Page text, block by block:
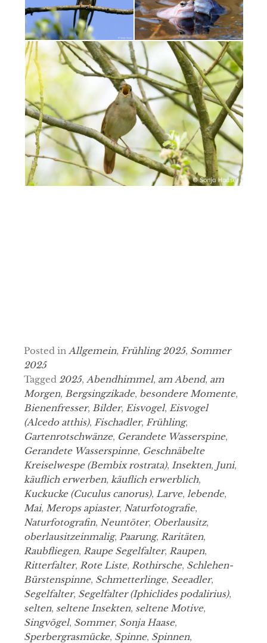
Posted in Allgemein, Frühling 2025, Sommer
2025
Tagged 2025, Abendhimmel, am Abend, am
Morgen, Bergsingzikade, besondere Momente,
Bienenfresser, Bilder, Eisvogel, Eisvogel
(Alcedo atthis), Fischadler, Frühling,
Gartenrotschwänze, Gerandete Wasserspine,
Gerandete Wasserspinne, Geschnäbelte
Kreiselwespe (Bembix rostrata), Insekten, Juni,
käuflich erwerben, käuflich erwerblich,
Kuckucke (Cuculus canorus), Larve, lebende,
Mai, Merops apiaster, Naturfotografie,
Naturfotografin, Neuntöter, Oberlausitz,
oberlausitzeinmalig, Paarung, Raritäten,
Raubfliegen, Raupe Segelfalter, Raupen,
Ritterfalter, Rote Liste, Rothirsche, Schlehen-
Bürstenspinne, Schmetterlinge, Seeadler,
Segelfalter, Segelfalter (Iphiclides podalirius),
selten, seltene Insekten, seltene Motive,
Singvögel, Sommer, Sonja Haase,
Sperbergrasmücke, Spinne, Spinnen,